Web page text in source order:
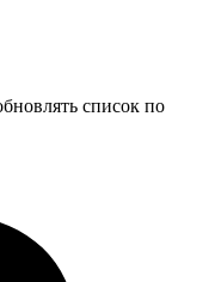
список по